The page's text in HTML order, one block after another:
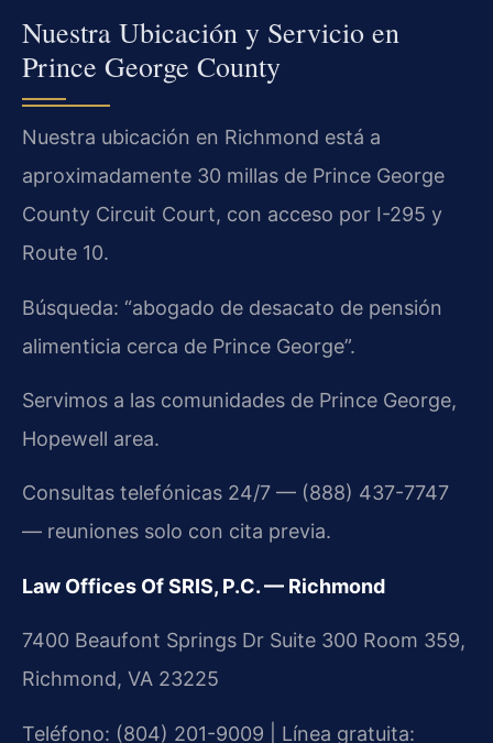
Nuestra Ubicación y Servicio en
Prince George County
Nuestra ubicación en Richmond está a
aproximadamente 30 millas de Prince George
County Circuit Court, con acceso por I-295 y
Route 10.
Búsqueda: “abogado de desacato de pensión
alimenticia cerca de Prince George”.
Servimos a las comunidades de Prince George,
Hopewell area.
Consultas telefónicas 24/7 — (888) 437-7747
— reuniones solo con cita previa.
Law Offices Of SRIS, P.C. — Richmond
7400 Beaufont Springs Dr Suite 300 Room 359,
Richmond, VA 23225
Teléfono: (804) 201-9009 | Línea gratuita: